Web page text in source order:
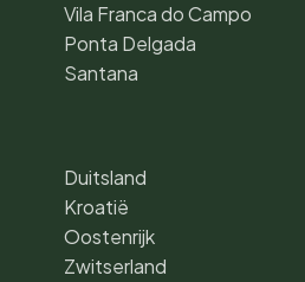
Vila Franca do Campo
Ponta Delgada
Santana
Duitsland
Kroatië
Oostenrijk
Zwitserland